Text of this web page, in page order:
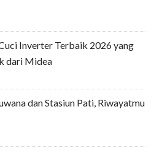
Inverter Terbaik 2026 yang
dari Midea
dan Stasiun Pati, Riwayatmu